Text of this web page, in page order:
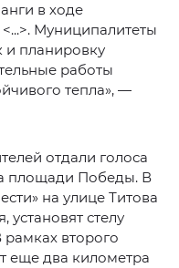
в ходе
Муниципалитеты
и планировку
работы
тепла», —
отдали голоса
площади Победы. В
на улице Титова
установят стелу
рамках второго
еще два километра